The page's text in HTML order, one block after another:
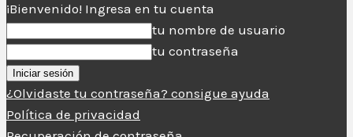
¡Bienvenido! Ingresa en tu cuenta
tu nombre de usuario
tu contraseña
¿Olvidaste tu contraseña? consigue ayuda
Política de privacidad